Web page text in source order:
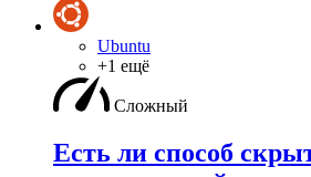
Ubuntu
+1 ещё
Сложный
Есть ли способ